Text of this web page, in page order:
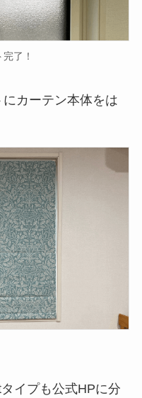
了！
カーテン本体をは
イプも公式HPに分